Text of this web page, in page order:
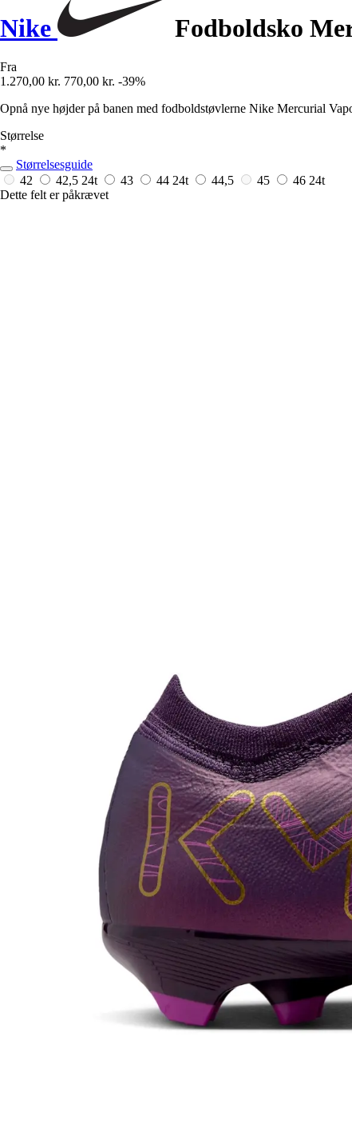
Nike Fodboldsko
Fra
1.270,00 kr. 770,00 kr. -39%
Opnå nye højder på banen med fodboldstøvlerne Nike Mercurial
Størrelse
*
Størrelsesguide
42
42,5 24t 43 44 24t 44,5 45 46 24t
Dette felt er påkrævet